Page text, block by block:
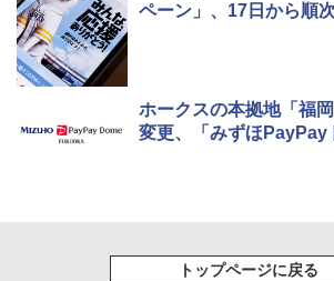
ペーン」、17日から順
ホークスの本拠地「福
変更、「みずほPayPay
トップページに戻る